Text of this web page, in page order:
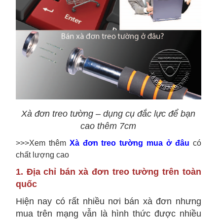
Xà đơn treo tường – dụng cụ đắc lực để bạn
cao thêm 7cm
>>>Xem thêmXà đơn treo tường mua ở đâu có
chất lượng cao
1. Địa chỉ bán xà đơn treo tường trên toàn
quốc
Hiện nay có rất nhiều nơi bán xà đơn nhưng
mua trên mạng vẫn là hình thức được nhiều